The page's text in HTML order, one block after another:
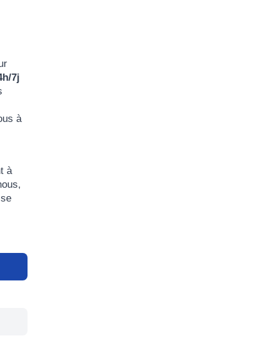
7j
à
à